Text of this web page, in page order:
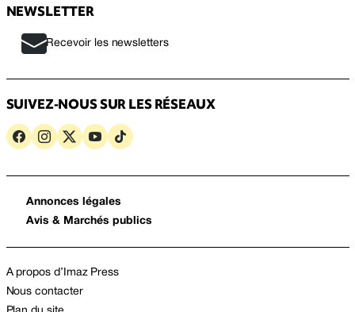
NEWSLETTER
Recevoir les newsletters
SUIVEZ-NOUS SUR LES RÉSEAUX
Annonces légales
Avis & Marchés publics
A propos d’Imaz Press
Nous contacter